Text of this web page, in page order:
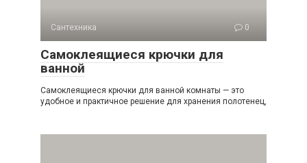
Сантехника 0
Самоклеящиеся крючки для
ванной
Самоклеящиеся крючки для ванной комнаты — это
удобное и практичное решение для хранения полотенец,